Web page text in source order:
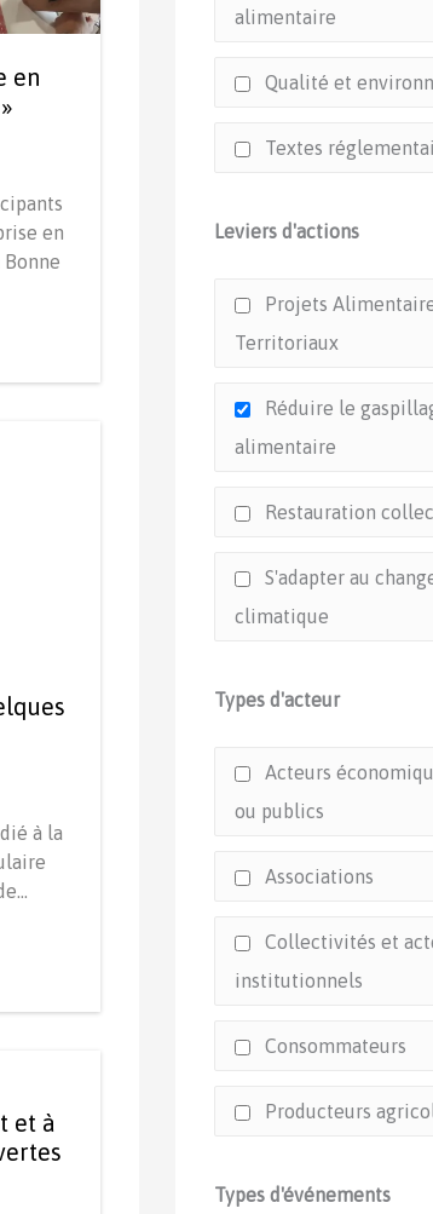
en
en
à la
et à
alimentaire
Qualité et
Textes
Leviers d'actions
Projets
Territoriaux
Réduire le
alimentaire
Restauration
S'adapter au
climatique
Types d'acteur
Acteurs
ou publics
Associations
Collectivités et
institutionnels
Consommateurs
Producteurs
Types d'événements